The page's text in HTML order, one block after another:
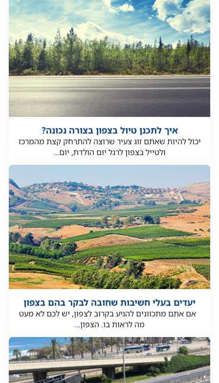
איך לתכנן טיול בצפון בצורה נכונה?
יכול להיות שאתם זוג צעיר שרוצה להתרחק קצת מהמרכז
ולטייל בצפון לרגל יום הולדת, יום...
יעדים בעלי חשיבות שחובה לבקר בהם בצפון
אם אתם מתכוונים להגיע בקרוב לצפון, יש לכם לא מעט
מה לראות בו. הצפון...